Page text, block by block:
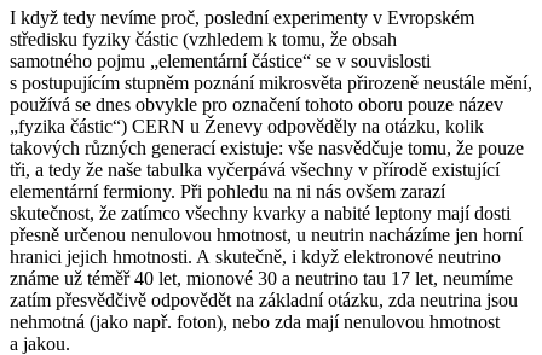
I když tedy nevíme proč, poslední experimenty v Evropském
středisku fyziky částic (vzhledem k tomu, že obsah
samotného pojmu „elementární částice“ se v souvislosti
s postupujícím stupněm poznání mikrosvěta přirozeně neustále mění,
používá se dnes obvykle pro označení tohoto oboru pouze název
„fyzika částic“) CERN u Ženevy odpověděly na otázku, kolik
takových různých generací existuje: vše nasvědčuje tomu, že pouze
tři, a tedy že naše tabulka vyčerpává všechny v přírodě existující
elementární fermiony. Při pohledu na ni nás ovšem zarazí
skutečnost, že zatímco všechny kvarky a nabité leptony mají dosti
přesně určenou nenulovou hmotnost, u neutrin nacházíme jen horní
hranici jejich hmotnosti. A skutečně, i když elektronové neutrino
známe už téměř 40 let, mionové 30 a neutrino tau 17 let, neumíme
zatím přesvědčivě odpovědět na základní otázku, zda neutrina jsou
nehmotná (jako např. foton), nebo zda mají nenulovou hmotnost
a jakou.